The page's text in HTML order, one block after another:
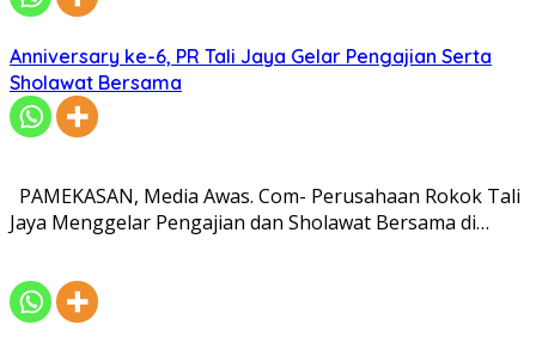
Anniversary ke-6, PR Tali Jaya Gelar Pengajian Serta
Sholawat Bersama
PAMEKASAN, Media Awas. Com- Perusahaan Rokok Tali
Jaya Menggelar Pengajian dan Sholawat Bersama di…